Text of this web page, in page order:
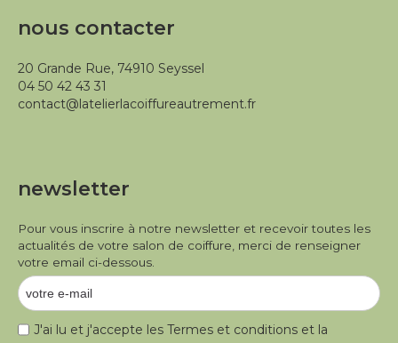
nous contacter
20 Grande Rue, 74910 Seyssel
04 50 42 43 31
contact@latelierlacoiffureautrement.fr
newsletter
Pour vous inscrire à notre newsletter et recevoir toutes les
actualités de votre salon de coiffure, merci de renseigner
votre email ci-dessous.
J'ai lu et j'accepte les Termes et conditions et la